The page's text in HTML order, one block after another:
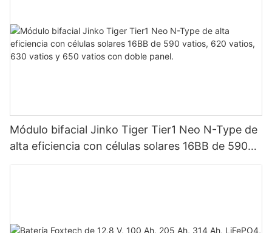
Módulo bifacial Jinko Tiger Tier1 Neo N-Type de
alta eficiencia con células solares 16BB de 590
vatios, 620 vatios, 630 vatios y 650 vatios con